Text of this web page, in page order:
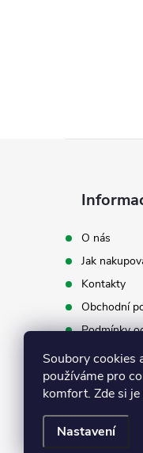
Soubory cookies
používáme pro
komfort. Zde si
Nastavení
O nás
Jak
Kontakty
Obchodní
Podmínky
Ke stažení
Copyright 2026